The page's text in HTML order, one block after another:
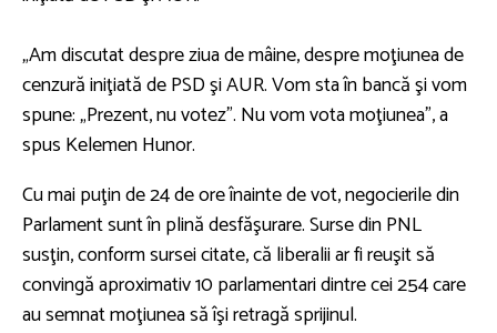
„Am discutat despre ziua de mâine, despre moţiunea de
cenzură iniţiată de PSD şi AUR. Vom sta în bancă şi vom
spune: „Prezent, nu votez”. Nu vom vota moţiunea", a
spus Kelemen Hunor.
Cu mai puţin de 24 de ore înainte de vot, negocierile din
Parlament sunt în plină desfăşurare. Surse din PNL
susţin, conform sursei citate, că liberalii ar fi reuşit să
convingă aproximativ 10 parlamentari dintre cei 254 care
au semnat moţiunea să îşi retragă sprijinul.